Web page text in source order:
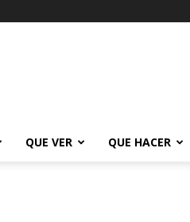
QUE VER QUE HACER